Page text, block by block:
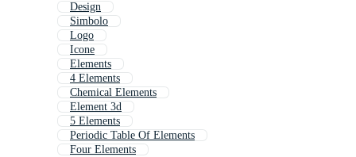
Design
Simbolo
Logo
Icone
Elements
4 Elements
Chemical Elements
Element 3d
5 Elements
Periodic Table Of Elements
Four Elements